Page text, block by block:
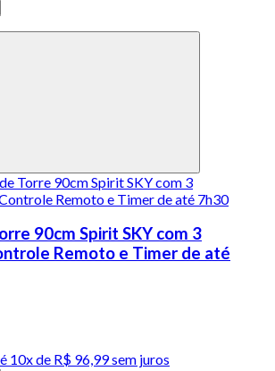
90cm Spirit SKY com 3
Remoto e Timer de até
10x de R$ 96,99 sem juros